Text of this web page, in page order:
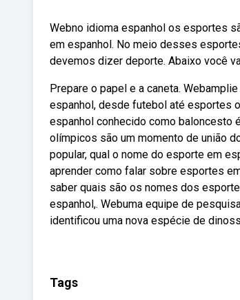
Webno idioma espanhol os esportes
em espanhol. No meio desses
devemos dizer deporte. Abaixo você
Prepare o papel e a caneta.
espanhol, desde futebol até esportes
espanhol conhecido como baloncesto
olímpicos são um momento de união
popular, qual o nome do esporte em
aprender como falar sobre esportes
saber quais são os nomes dos
espanhol,. Webuma equipe de
identificou uma nova espécie de
Tags